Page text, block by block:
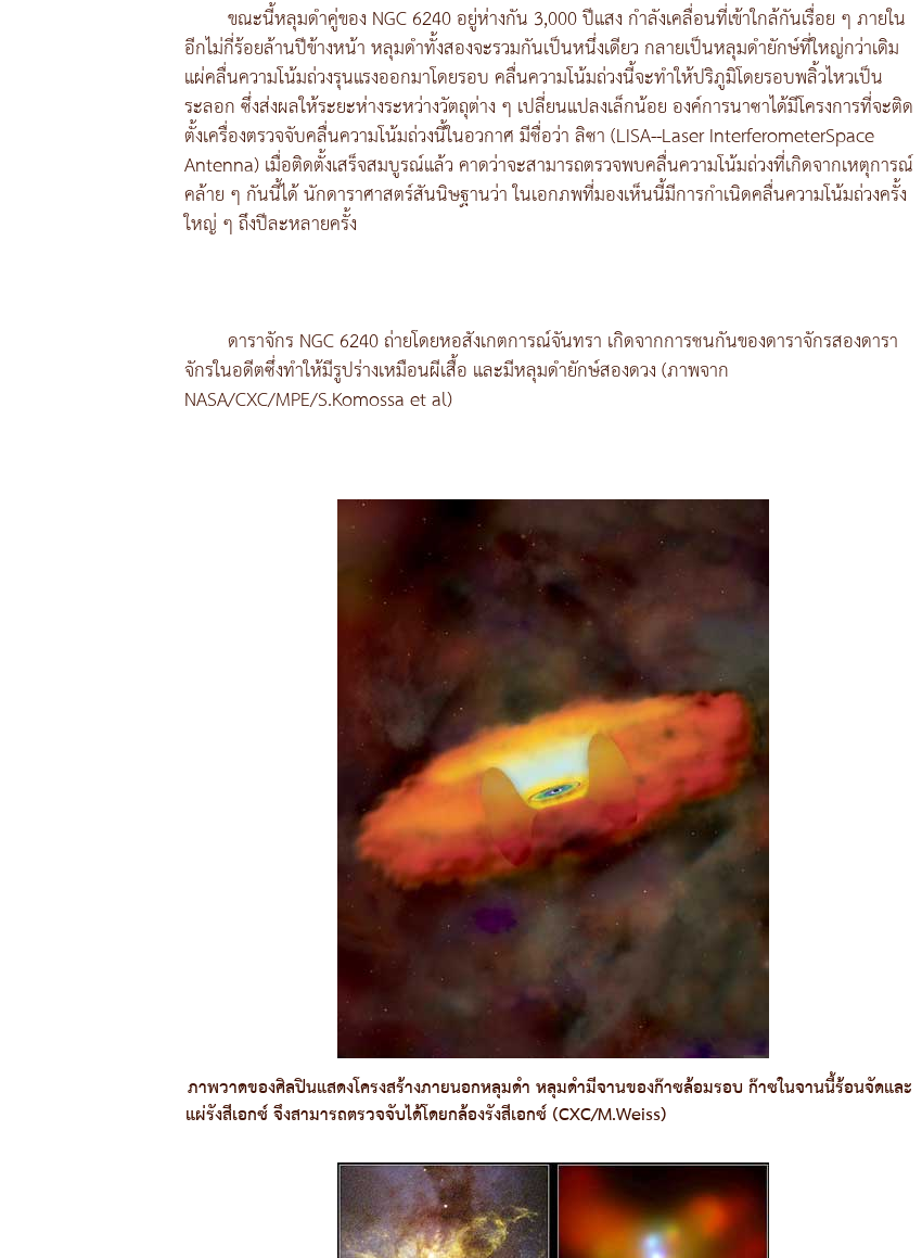
ขณะนี้หลุมดำคู่ของ NGC 6240 อยู่ห่างกัน 3,000 ปีแสง กำลังเคลื่อนที่เข้าใกล้กันเรื่อย ๆ ภายใน
อีกไม่กี่ร้อยล้านปีข้างหน้า หลุมดำทั้งสองจะรวมกันเป็นหนึ่งเดียว กลายเป็นหลุมดำยักษ์ที่ใหญ่กว่าเดิม
แผ่คลื่นความโน้มถ่วงรุนแรงออกมาโดยรอบ คลื่นความโน้มถ่วงนี้จะทำให้ปริภูมิโดยรอบพลิ้วไหวเป็น
ระลอก ซึ่งส่งผลให้ระยะห่างระหว่างวัตถุต่าง ๆ เปลี่ยนแปลงเล็กน้อย องค์การนาซาได้มีโครงการที่จะติด
ตั้งเครื่องตรวจจับคลื่นความโน้มถ่วงนี้ในอวกาศ มีชื่อว่า ลิซา (LISA--Laser InterferometerSpace
Antenna) เมื่อติดตั้งเสร็จสมบูรณ์แล้ว คาดว่าจะสามารถตรวจพบคลื่นความโน้มถ่วงที่เกิดจากเหตุการณ์
คล้าย ๆ กันนี้ได้ นักดาราศาสตร์สันนิษฐานว่า ในเอกภพที่มองเห็นนี้มีการกำเนิดคลื่นความโน้มถ่วงครั้ง
ใหญ่ ๆ ถึงปีละหลายครั้ง
ดาราจักร NGC 6240 ถ่ายโดยหอสังเกตการณ์จันทรา เกิดจากการชนกันของดาราจักรสองดารา
จักรในอดีตซึ่งทำให้มีรูปร่างเหมือนผีเสื้อ และมีหลุมดำยักษ์สองดวง (ภาพจาก
NASA/CXC/MPE/S.Komossa et al)
ภาพวาดของศิลปินแสดงโครงสร้างภายนอกหลุมดำ หลุมดำมีจานของก๊าซล้อมรอบ ก๊าซในจานนี้ร้อนจัดและ
แผ่รังสีเอกซ์ จึงสามารถตรวจจับได้โดยกล้องรังสีเอกซ์ (CXC/M.Weiss)